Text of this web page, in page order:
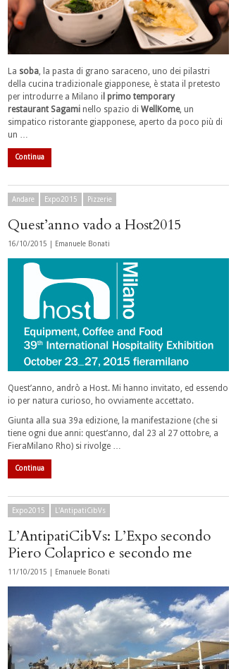
La soba, la pasta di grano saraceno, uno dei pilastri
della cucina tradizionale giapponese, è stata il pretesto
per introdurre a Milano i l primo temporary
restaurant Sagami nello spazio di WellKome, un
simpatico ristorante giapponese, aperto da poco più di
un …
Continua
Andare Expo2015 Pizzerie
Quest’anno vado a Host2015
16/10/2015 | Emanuele Bonati
Quest’anno, andrò a Host. Mi hanno invitato, ed essendo
io per natura curioso, ho ovviamente accettato.
Giunta alla sua 39a edizione, la manifestazione (che si
tiene ogni due anni: quest’anno, dal 23 al 27 ottobre, a
FieraMilano Rho) si rivolge …
Continua
Expo2015 L'AntipatiCibVs
L’AntipatiCibVs: L’Expo secondo
Piero Colaprico e secondo me
11/10/2015 | Emanuele Bonati